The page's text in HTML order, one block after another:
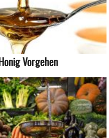
Vorgehen